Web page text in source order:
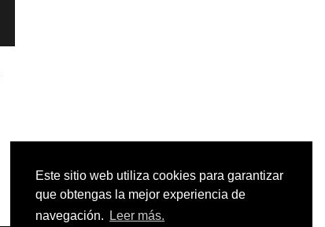
Este sitio web utiliza cookies para garantizar
que obtengas la mejor experiencia de
navegación.
Leer más.